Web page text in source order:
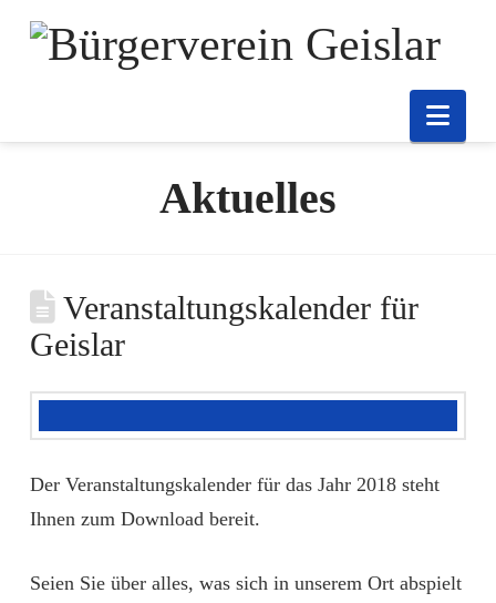
Aktuelles
Veranstaltungskalender für
Geislar
Der Veranstaltungskalender für das Jahr 2018 steht
Ihnen zum Download bereit.
Seien Sie über alles, was sich in unserem Ort abspielt